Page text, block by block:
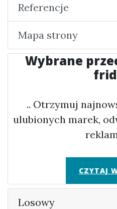
Referencje
Mapa strony
Wybrane
.. Otrzymuj
ulubionych marek,
CZYTAJ
Losowy